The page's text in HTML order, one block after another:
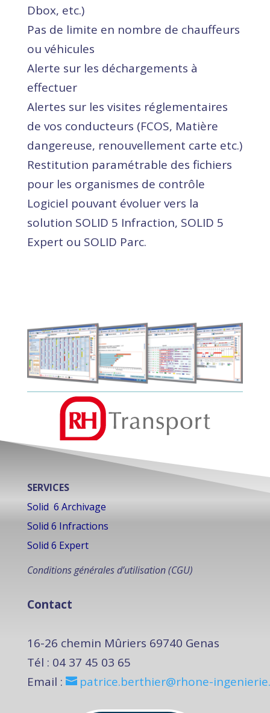
Dbox, etc.)
Pas de limite en nombre de chauffeurs
ou véhicules
Alerte sur les déchargements à
effectuer
Alertes sur les visites réglementaires
de vos conducteurs (FCOS, Matière
dangereuse, renouvellement carte etc.)
Restitution paramétrable des fichiers
pour les organismes de contrôle
Logiciel pouvant évoluer vers la
solution SOLID 5 Infraction, SOLID 5
Expert ou SOLID Parc.
SERVICES
Solid 6 Archivage
Solid 6 Infractions
Solid 6 Expert
Conditions générales d’utilisation (CGU)
Contact
16-26 chemin Mûriers 69740 Genas
Tél : 04 37 45 03 65
Email :
patrice.berthier@rhone-